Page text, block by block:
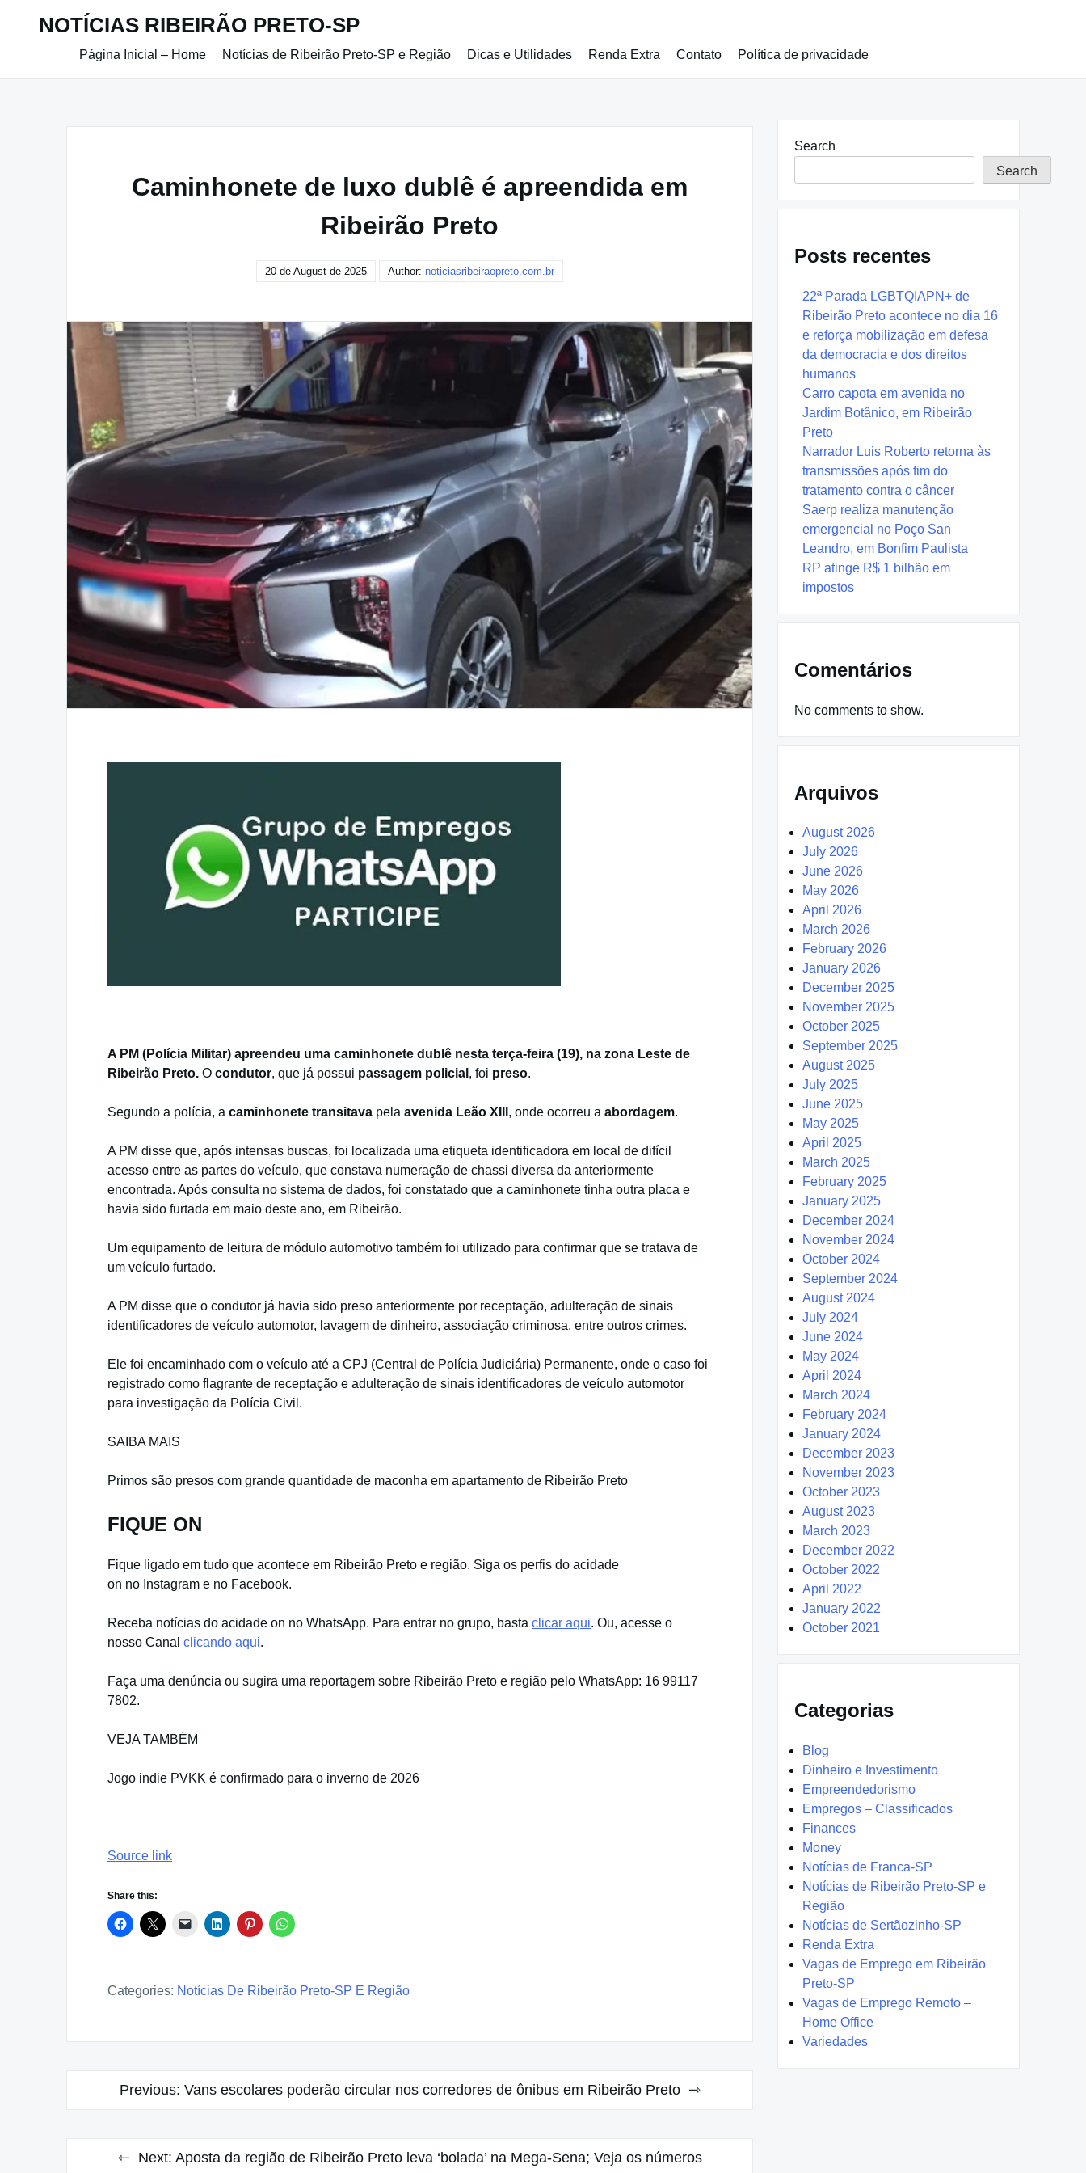
NOTÍCIAS RIBEIRÃO PRETO-SP
Página Inicial – Home Notícias de Ribeirão Preto-SP e Região Dicas e Utilidades Renda Extra Contato Política de privacidade
Caminhonete de luxo dublê é apreendida em
Ribeirão Preto
20 de August de 2025 Author: noticiasribeiraopreto.com.br
A PM (Polícia Militar) apreendeu uma caminhonete dublê nesta terça-feira (19), na zona Leste de
Ribeirão Preto. O condutor, que já possui passagem policial , foi preso.
Segundo a polícia, a caminhonete transitava pela avenida Leão XIII , onde ocorreu a abordagem.
A PM disse que, após intensas buscas, foi localizada uma etiqueta identificadora em local de difícil
acesso entre as partes do veículo, que constava numeração de chassi diversa da anteriormente
encontrada. Após consulta no sistema de dados, foi constatado que a caminhonete tinha outra placa e
havia sido furtada em maio deste ano, em Ribeirão.
Um equipamento de leitura de módulo automotivo também foi utilizado para confirmar que se tratava de
um veículo furtado.
A PM disse que o condutor já havia sido preso anteriormente por receptação, adulteração de sinais
identificadores de veículo automotor, lavagem de dinheiro, associação criminosa, entre outros crimes.
Ele foi encaminhado com o veículo até a CPJ (Central de Polícia Judiciária) Permanente, onde o caso foi
registrado como flagrante de receptação e adulteração de sinais identificadores de veículo automotor
para investigação da Polícia Civil.
SAIBA MAIS
Primos são presos com grande quantidade de maconha em apartamento de Ribeirão Preto
FIQUE ON
Fique ligado em tudo que acontece em Ribeirão Preto e região. Siga os perfis do acidade
on no Instagram e no Facebook.
Receba notícias do acidade on no WhatsApp. Para entrar no grupo, basta clicar aqui. Ou, acesse o
nosso Canal clicando aqui.
Faça uma denúncia ou sugira uma reportagem sobre Ribeirão Preto e região pelo WhatsApp: 16 99117
7802.
VEJA TAMBÉM
Jogo indie PVKK é confirmado para o inverno de 2026
Source link
Share this:
Categories: Notícias De Ribeirão Preto-SP E Região
Previous: Vans escolares poderão circular nos corredores de ônibus em Ribeirão Preto
Next: Aposta da região de Ribeirão Preto leva ‘bolada’ na Mega-Sena; Veja os números
Search
Search
Posts recentes
22ª Parada LGBTQIAPN+ de
Ribeirão Preto acontece no dia 16
e reforça mobilização em defesa
da democracia e dos direitos
humanos
Carro capota em avenida no
Jardim Botânico, em Ribeirão
Preto
Narrador Luis Roberto retorna às
transmissões após fim do
tratamento contra o câncer
Saerp realiza manutenção
emergencial no Poço San
Leandro, em Bonfim Paulista
RP atinge R$ 1 bilhão em
impostos
Comentários
No comments to show.
Arquivos
August 2026
July 2026
June 2026
May 2026
April 2026
March 2026
February 2026
January 2026
December 2025
November 2025
October 2025
September 2025
August 2025
July 2025
June 2025
May 2025
April 2025
March 2025
February 2025
January 2025
December 2024
November 2024
October 2024
September 2024
August 2024
July 2024
June 2024
May 2024
April 2024
March 2024
February 2024
January 2024
December 2023
November 2023
October 2023
August 2023
March 2023
December 2022
October 2022
April 2022
January 2022
October 2021
Categorias
Blog
Dinheiro e Investimento
Empreendedorismo
Empregos – Classificados
Finances
Money
Notícias de Franca-SP
Notícias de Ribeirão Preto-SP e
Região
Notícias de Sertãozinho-SP
Renda Extra
Vagas de Emprego em Ribeirão
Preto-SP
Vagas de Emprego Remoto –
Home Office
Variedades